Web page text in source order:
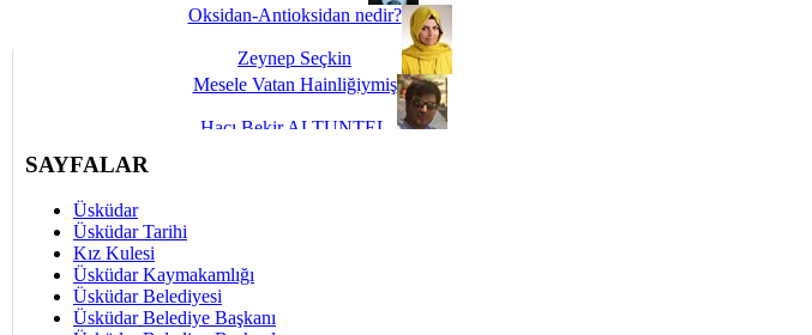
Oksidan-Antioksidan nedir?
Zeynep Seçkin
Mesele Vatan Hainliğiymiş
Hacı Bekir ALTUNTEL
Dünya Fani, Ama Kısa Bir Süre De Olsa Burdayız
Savaş ŞENEL
Hukukun Adaleti Kalmadı Üstadım!
SAYFALAR
Üsküdar
Üsküdar Tarihi
Kız Kulesi
Üsküdar Kaymakamlığı
Üsküdar Belediyesi
Üsküdar Belediye Başkanı